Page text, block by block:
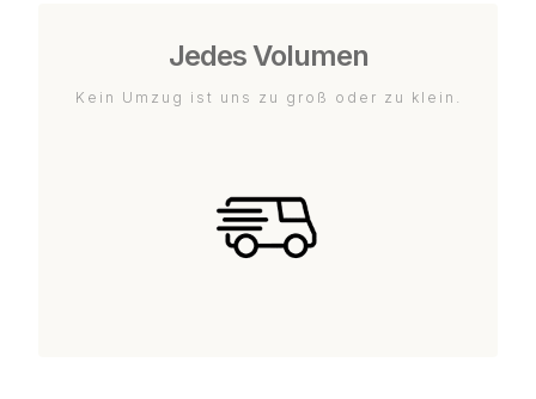
Jedes Volumen
Kein Umzug ist uns zu groß oder zu klein.